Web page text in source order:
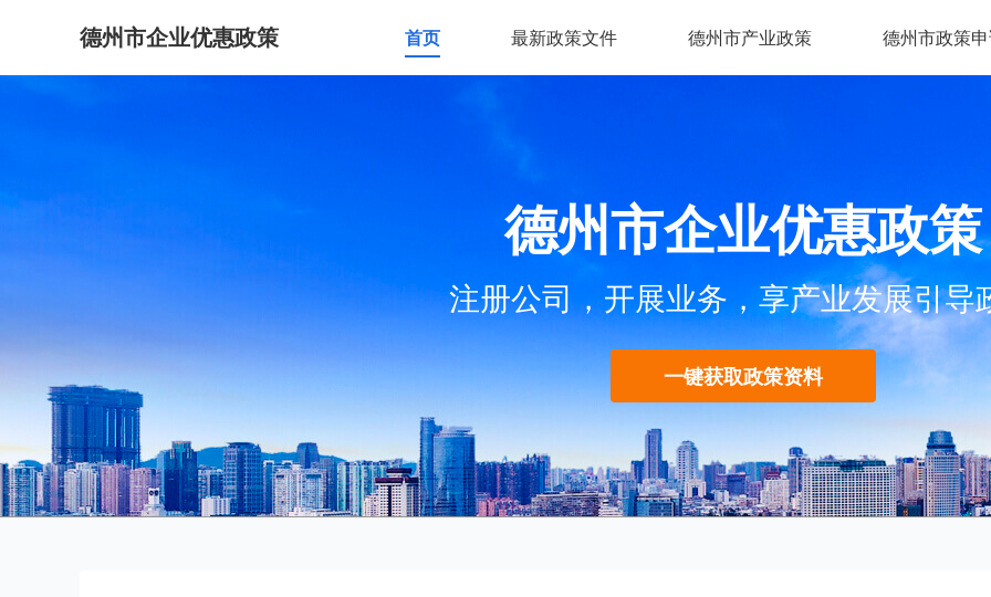
德州市企业优惠政策 首页 最新政策文件 德州市产业政策 德州市政策
德州市企业优惠政策
注册公司，开展业务，享产业发展引导
一键获取政策资料